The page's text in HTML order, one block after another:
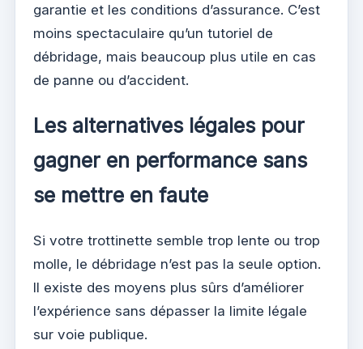
garantie et les conditions d’assurance. C’est
moins spectaculaire qu’un tutoriel de
débridage, mais beaucoup plus utile en cas
de panne ou d’accident.
Les alternatives légales pour
gagner en performance sans
se mettre en faute
Si votre trottinette semble trop lente ou trop
molle, le débridage n’est pas la seule option.
Il existe des moyens plus sûrs d’améliorer
l’expérience sans dépasser la limite légale
sur voie publique.